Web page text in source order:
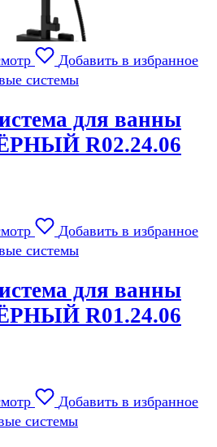
Добавить в избранное
системы
для ванны
R02.24.06
Добавить в избранное
системы
для ванны
R01.24.06
Добавить в избранное
системы